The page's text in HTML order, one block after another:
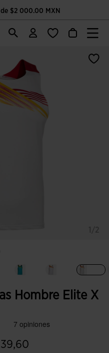
$2 000.00 MXN
Hombre Elite X